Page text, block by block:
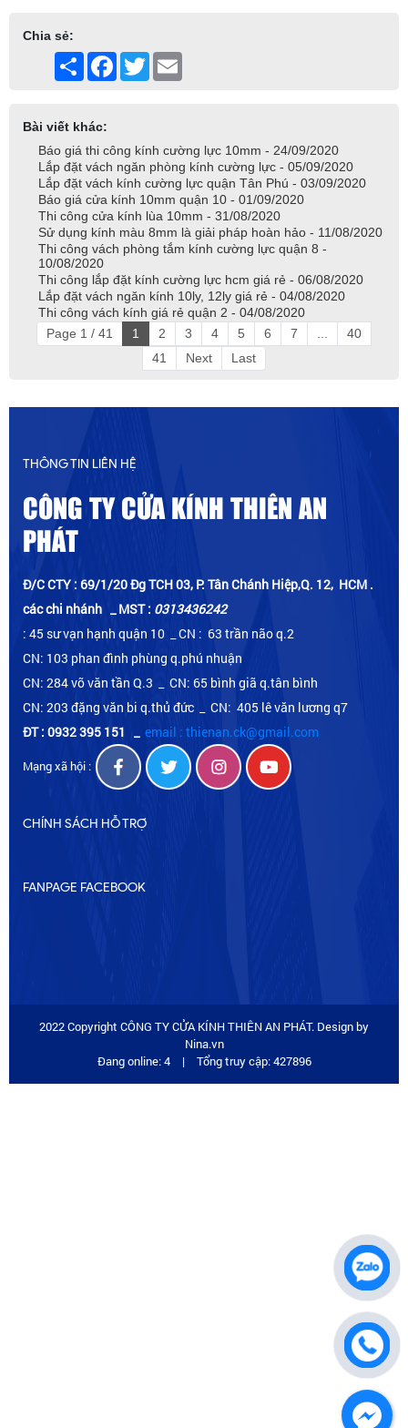
Chia sẻ:
Share Facebook
Twitter
Bài viết khác:
Báo giá thi công kính cường lực 10mm - 24/09/2020
Lắp đặt vách ngăn phòng kính cường lực - 05/09/2020
Lắp đặt vách kính cường lực quận Tân Phú - 03/09/2020
Báo giá cửa kính 10mm quận 10 - 01/09/2020
Thi công cửa kính lùa 10mm - 31/08/2020
Sử dụng kính màu 8mm là giải pháp hoàn hảo - 11/08/2020
Thi công vách phòng tắm kính cường lực quận 8 -
10/08/2020
Thi công lắp đặt kính cường lực hcm giá rẻ - 06/08/2020
Lắp đặt vách ngăn kính 10ly, 12ly giá rẻ - 04/08/2020
Thi công vách kính giá rẻ quận 2 - 04/08/2020
Page 1 / 41
1 2 3 4 5 6 7
40
41
Next Last
THÔNG TIN LIÊN HỆ
CÔNG TY CỬA KÍNH THIÊN AN
PHÁT
Đ/C CTY : 69/1/20 Đg TCH 03, P. Tân Chánh Hiệp,Q. 12, HCM .
các chi nhánh _ MST : 0313436242
: 45 sư vạn hạnh quận 10 _ CN : 63 trần não q.2
CN: 103 phan đình phùng q.phú nhuận
CN: 284 võ văn tần Q.3 _ CN: 65 bình giã q.tân bình
CN: 203 đặng văn bi q.thủ đức _ CN: 405 lê văn lương q7
ĐT : 0932 395 151 _ email : thienan.ck@gmail.com
Mạng xã hội :
CHÍNH SÁCH HỖ TRỢ
FANPAGE FACEBOOK
2022 Copyright CÔNG TY CỬA KÍNH THIÊN AN PHÁT. Design by
Nina.vn
Đang online: 4
| Tổng truy cập: 427896